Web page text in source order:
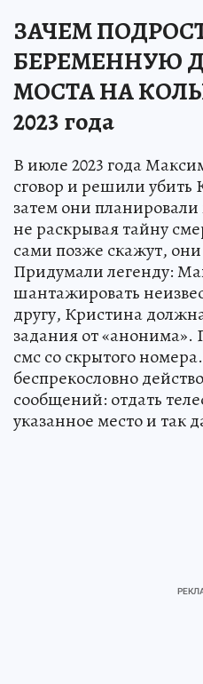
ЗАЧЕМ
БЕРЕМЕННУЮ
МОСТА НА
2023 года
В июле 2023 года
сговор и решили убить
затем они
не раскрывая тайну
сами позже скажут, они
Придумали легенду:
шантажировать
другу, Кристина
задания от «анонима».
смс со скрытого
беспрекословно
сообщений: отдать
указанное место и так